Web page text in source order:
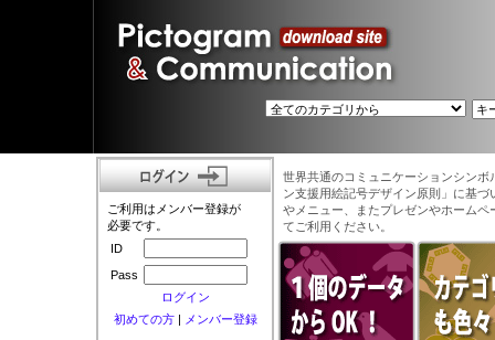
ご利用はメンバー登録が
必要です。
ID
Pass
ログイン
初めての方| メンバー登録
世界共通のコミュニケーションシン
ン支援用絵記号デザイン原則」に基
やメニュー、またプレゼンやホーム
てご利用ください。